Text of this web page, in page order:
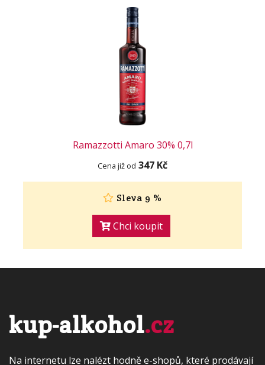
Ramazzotti Amaro 30% 0,7l
Cena již od 347 Kč
Sleva 9 %
Chci koupit
kup-alkohol.cz
Na internetu lze nalézt hodně e-shopů, které prodávají